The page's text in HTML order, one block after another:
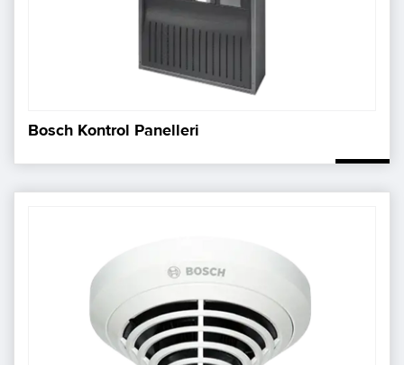
Bosch Kontrol Panelleri